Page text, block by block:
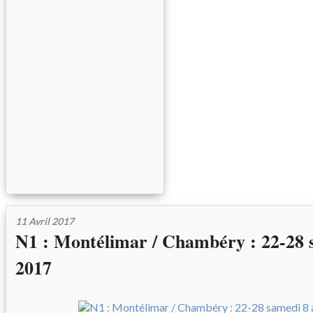
11 Avril 2017
N1 : Montélimar / Chambéry : 22-28
2017